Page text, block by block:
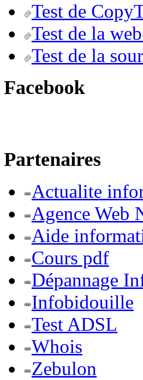
Test de
Test de la
Test de la
Facebook
Partenaires
Actualite
Agence Web
Aide
Cours pdf
Dépannage
Infobidouille
Test ADSL
Whois
Zebulon